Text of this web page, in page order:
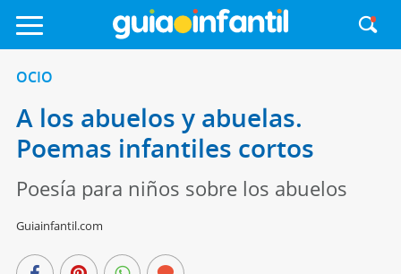
OCIO
A los abuelos y abuelas.
Poemas infantiles cortos
Poesía para niños sobre los abuelos
Guiainfantil.com